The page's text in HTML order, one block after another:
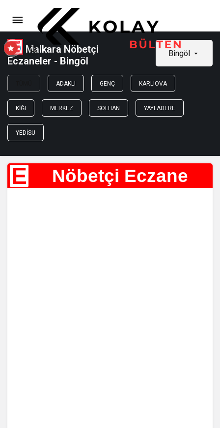
Malkara Nöbetçi
Eczaneler - Bingöl
Bingöl
ADAKLI GENÇ KARLIOVA
KIĞI MERKEZ SOLHAN YAYLADERE
YEDISU
E Nöbetçi Eczane